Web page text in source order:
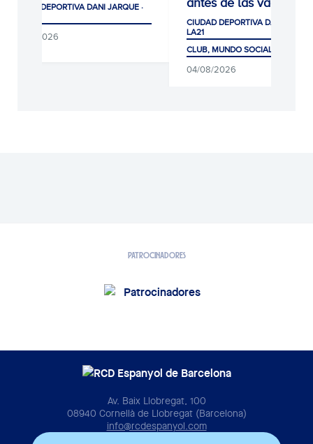
CIUDAD DEPORTIVA DANI JARQUE ·
05/08/2026
CIUDAD DEPORTIVA DANI
LA21
CLUB, MUNDO SOCIAL Y
04/08/2026
PATROCINADORES
Av. Baix Llobregat, 100
08940 Cornellà de Llobregat (Barcelona)
info@rcdespanyol.com